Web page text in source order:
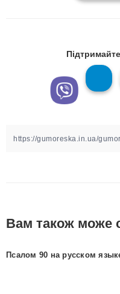
Вам також може
Псалом 90 на русском